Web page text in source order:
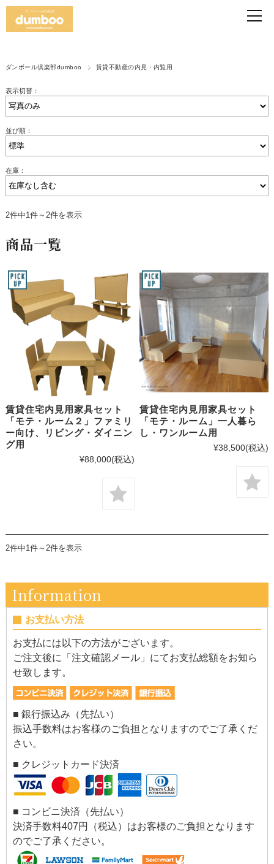
ダンボール倶楽部dumboo 賃貸不動産の内見・内覧用
表示切替：
並び順：
在庫：
2件中1件～2件を表示
商品一覧
賃貸住宅内見用家具セット
「モテ・ルーム２」ファミリ
ー向け、リビング・ダイニン
グ用
¥88,000(税込)
賃貸住宅内見用家具セット
「モテ・ルーム」一人暮ら
し・ワンルーム用
¥38,500(税込)
2件中1件～2件を表示
Information
お支払い方法
お支払には以下の方法がございます。
ご注文後に「注文確認メール」にてお支払総額をお知ら
せ致します。
■ 銀行振込み（先払い）
振込手数料はお客様のご負担となりますのでご了承くだ
さい。
■ クレジットカード決済
■ コンビニ決済（先払い）
決済手数料407円（税込）はお客様のご負担となります
のでご了承ください。